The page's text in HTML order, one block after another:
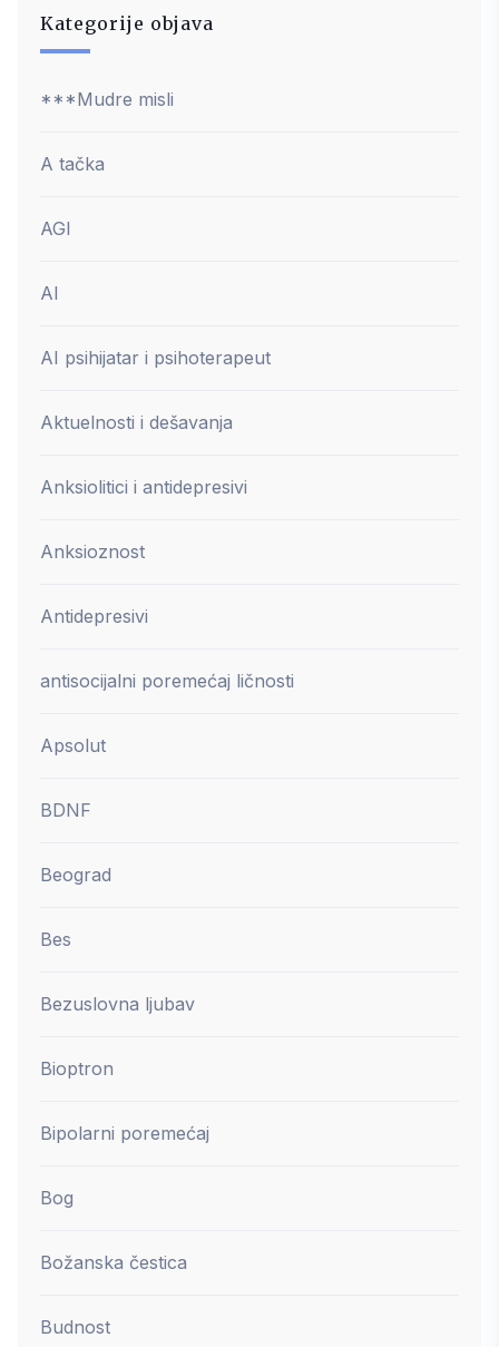
Kategorije objava
***Mudre misli
A tačka
AGI
AI
AI psihijatar i psihoterapeut
Aktuelnosti i dešavanja
Anksiolitici i antidepresivi
Anksioznost
Antidepresivi
antisocijalni poremećaj ličnosti
Apsolut
BDNF
Beograd
Bes
Bezuslovna ljubav
Bioptron
Bipolarni poremećaj
Bog
Božanska čestica
Budnost